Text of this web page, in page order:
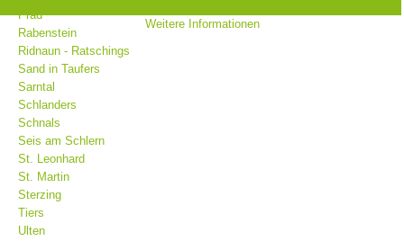
Prad
Rabenstein
Ridnaun - Ratschings
Sand in Taufers
Sarntal
Schlanders
Schnals
Seis am Schlern
St. Leonhard
St. Martin
Sterzing
Tiers
Ulten
Weitere Informationen